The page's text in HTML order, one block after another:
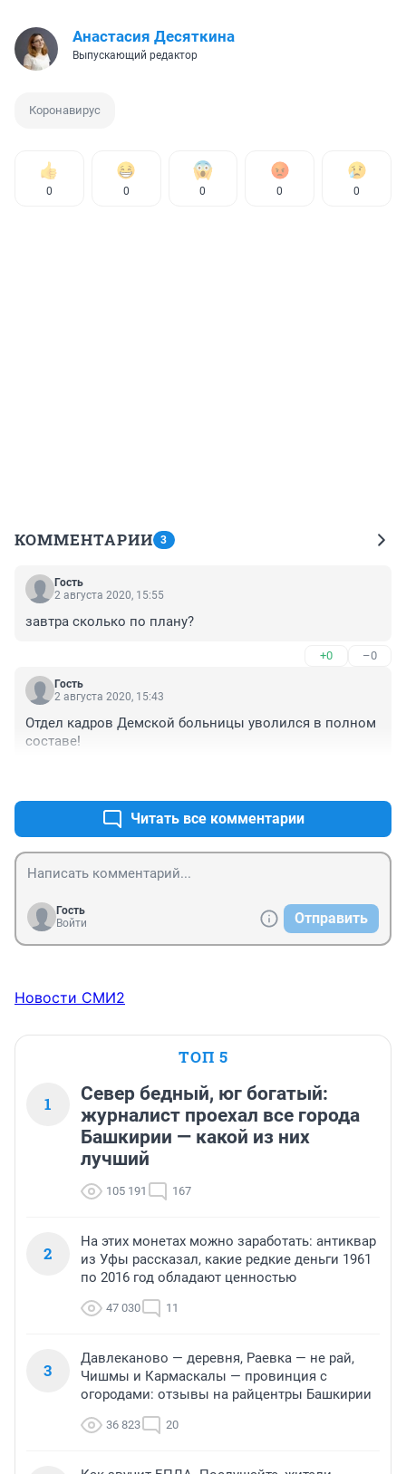
Анастасия Десяткина
Выпускающий редактор
Коронавирус
0 0 0 0 0
КОММЕНТАРИИ 3
Гость
2 августа 2020, 15:55
завтра сколько по плану?
+0 –0
Гость
2 августа 2020, 15:43
Отдел кадров Демской больницы уволился в полном
составе!
Читать все комментарии
Гость
Войти
Отправить
Новости СМИ2
ТОП 5
1
Север бедный, юг богатый:
журналист проехал все города
Башкирии — какой из них
лучший
105 191 167
2
На этих монетах можно заработать: антиквар
из Уфы рассказал, какие редкие деньги 1961
по 2016 год обладают ценностью
47 030 11
3
Давлеканово — деревня, Раевка — не рай,
Чишмы и Кармаскалы — провинция с
огородами: отзывы на райцентры Башкирии
36 823 20